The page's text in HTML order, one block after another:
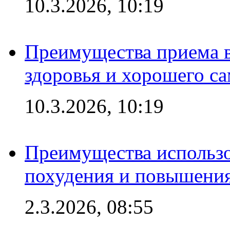
10.3.2026, 10:19
Преимущества приема
здоровья и хорошего
10.3.2026, 10:19
Преимущества
похудения и
2.3.2026, 08:55